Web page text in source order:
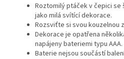
Roztomilý ptáček v čepici se
jako milá svítící dekorace.
Rozsviťte si svou kouzelnou
Dekorace je opatřena
napájeny bateriemi typu AAA.
Baterie nejsou součástí